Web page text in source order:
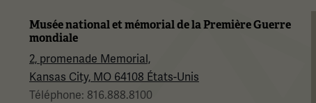
Musée national et mémorial de la Première Guerre
mondiale
2, promenade Memorial,
Kansas City, MO 64108 États-Unis
Téléphone: 816.888.8100